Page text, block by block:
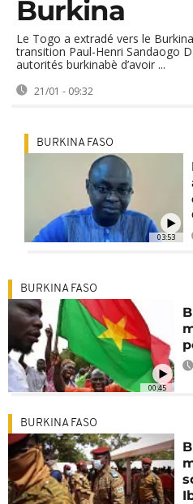
Burkina
Le Togo a extradé vers le
transition Paul-Henri Sandaogo
autorités burkinabè d’avoir ...
21/01 - 09:32
03:53
BURKINA FASO
00:45
BURKINA FASO
BURKINA FASO